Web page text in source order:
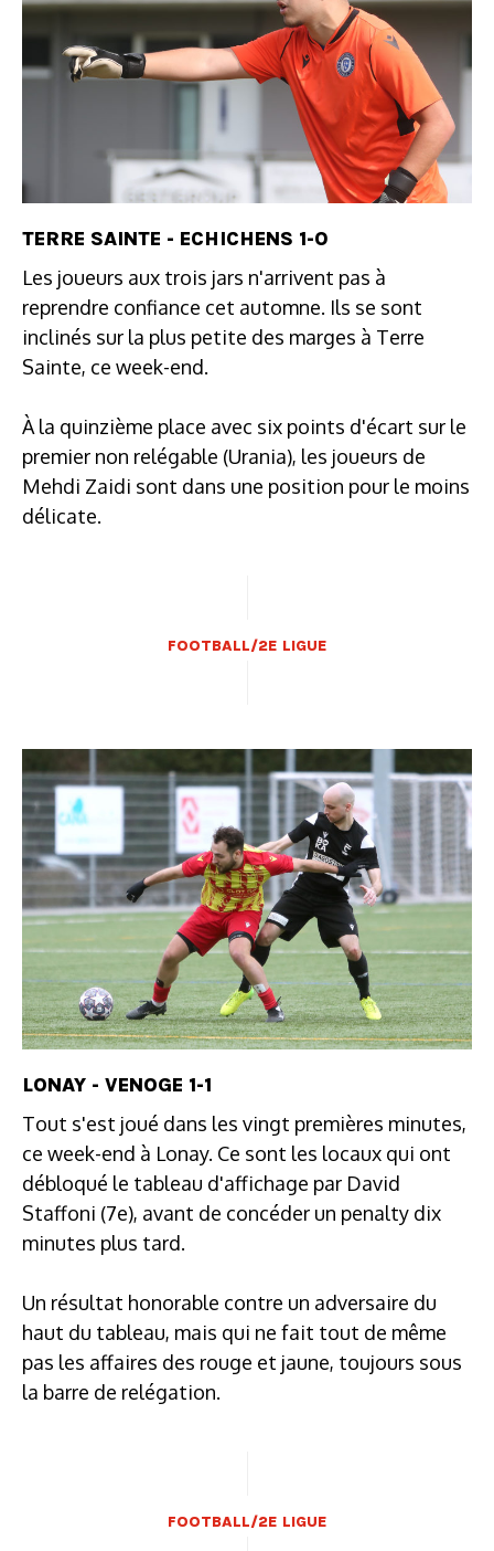
TERRE SAINTE - ECHICHENS 1-0
Les joueurs aux trois jars n'arrivent pas à
reprendre confiance cet automne. Ils se sont
inclinés sur la plus petite des marges à Terre
Sainte, ce week-end.
À la quinzième place avec six points d'écart sur le
premier non relégable (Urania), les joueurs de
Mehdi Zaidi sont dans une position pour le moins
délicate.
FOOTBALL/2E LIGUE
LONAY - VENOGE 1-1
Tout s'est joué dans les vingt premières minutes,
ce week-end à Lonay. Ce sont les locaux qui ont
débloqué le tableau d'affichage par David
Staffoni (7e), avant de concéder un penalty dix
minutes plus tard.
Un résultat honorable contre un adversaire du
haut du tableau, mais qui ne fait tout de même
pas les affaires des rouge et jaune, toujours sous
la barre de relégation.
FOOTBALL/2E LIGUE